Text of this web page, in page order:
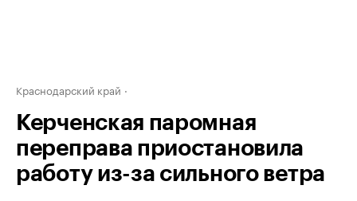
Краснодарский край
Керченская паромная
переправа приостановила
работу из-за сильного ветра